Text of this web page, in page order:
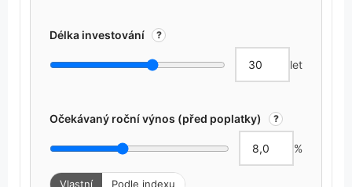
Délka investování ?
let
Očekávaný roční výnos (před poplatky) ?
%
Vlastní Podle indexu